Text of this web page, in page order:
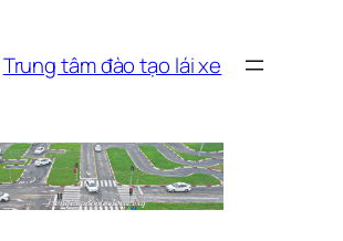
Trung tâm đào tạo lái xe